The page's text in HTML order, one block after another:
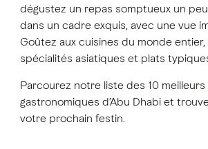
dégustez un repas somptueux un
dans un cadre exquis, avec une vue
Goûtez aux cuisines du monde
spécialités asiatiques et plats
Parcourez notre liste des 10 meilleurs
gastronomiques d’Abu Dhabi et
votre prochain festin.